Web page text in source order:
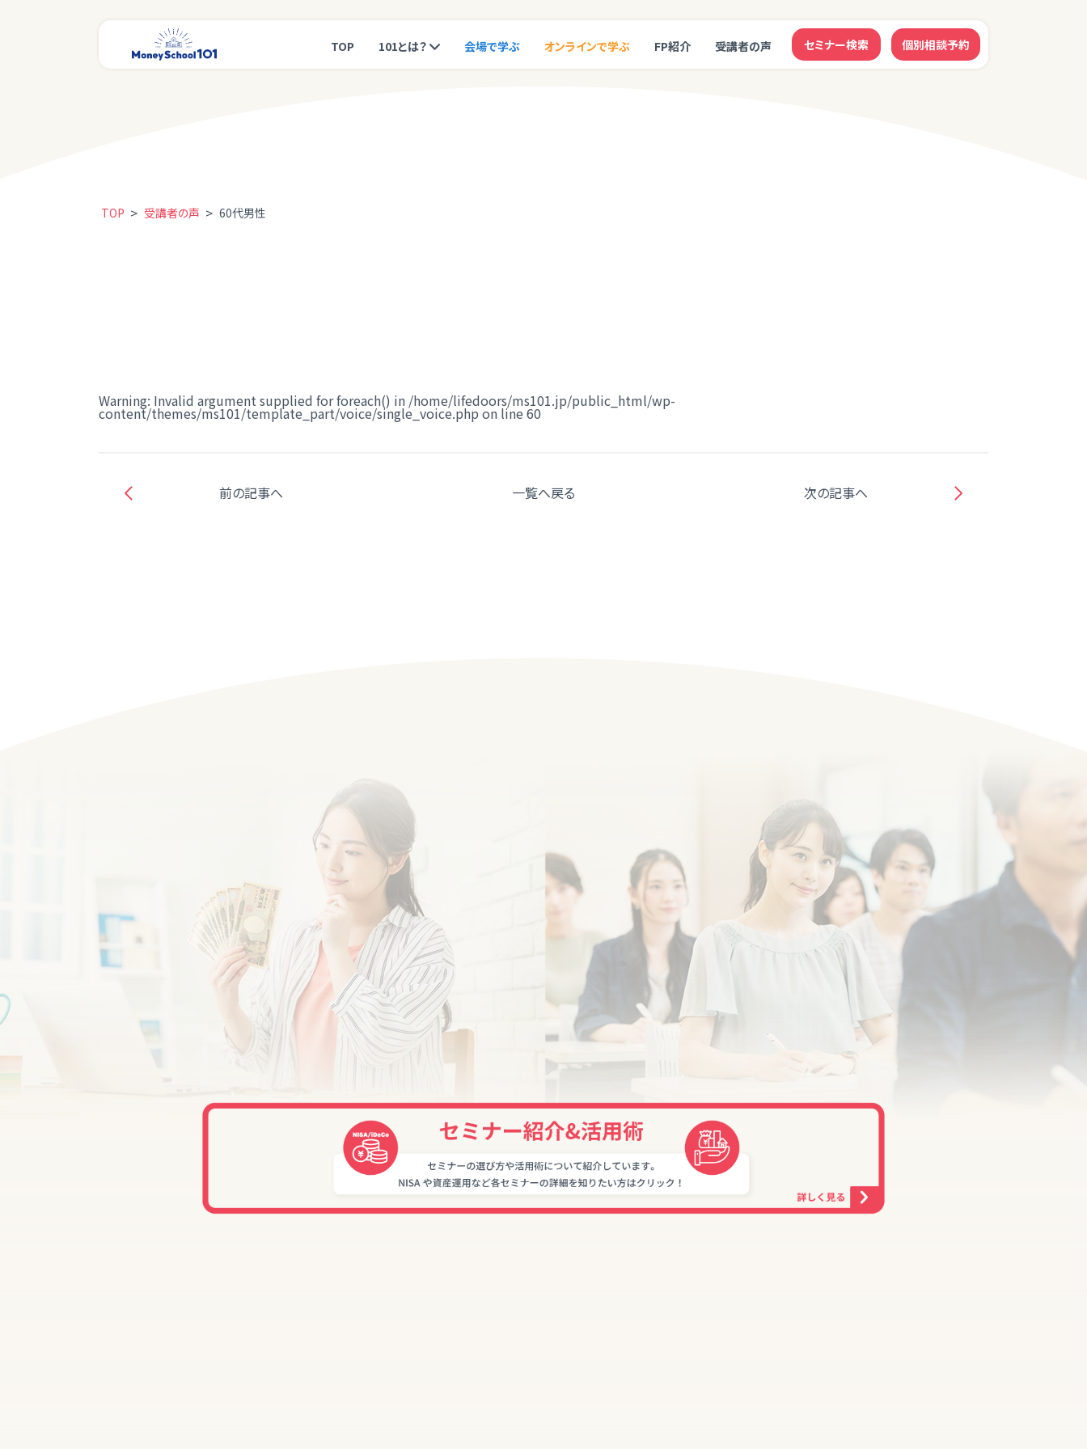
TOP 101とは？ 会場で学ぶ オンラインで学ぶ FP紹介 受講者の声 セミナー検索 個別相談予約
TOP > 受講者の声 > 60代男性
Warning: Invalid argument supplied for foreach() in /home/lifedoors/ms101.jp/public_html/wp-
content/themes/ms101/template_part/voice/single_voice.php on line 60
前の記事へ 一覧へ戻る 次の記事へ